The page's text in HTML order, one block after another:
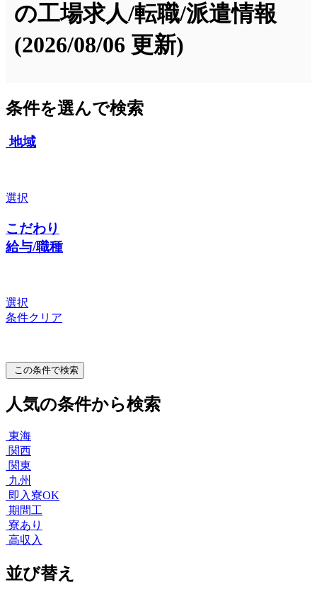
の工場求人/転職/派遣情報
(2026/08/06 更新)
条件を選んで検索
地域
選択
こだわり
給与/職種
選択
条件クリア
この条件で検索
人気の条件から検索
東海
関西
関東
九州
即入寮OK
期間工
寮あり
高収入
並び替え